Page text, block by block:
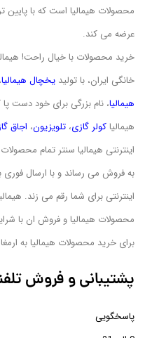
محصولات هیمالیا است که با
عرضه می کند.
خرید محصولات با خیال راحت!
خانگی ایران، با تولید یخچال هیمالیا،
هیمالیا، نام بزرگی برای خود دست
هیمالیاکولر گازی، تلویزیون، اجاق
اینترنتی هیمالیا سنتر تمام
به فروش می رساند و با ارسال فوری
اینترنتی برای شما رقم می زند.
محصولات هیمالیا و فروش ان با
برای خرید محصولات هیمالیا به
پشتیبانی و فروش
پاسخگویی